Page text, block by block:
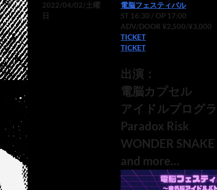
2022/04/02/土曜
日
電脳フェスティバル
ST 16:30 / OP 17:00
ADV/DOOR ¥2,500/¥3,000
TICKET
TICKET
出演：
電脳カプセル
アイドルプログ
Paradox Risk
WONDER SNAKE
and more…